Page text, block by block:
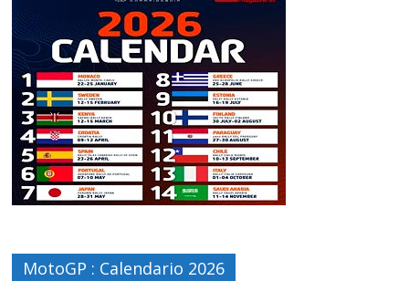
MotoGP : Calendario 2026